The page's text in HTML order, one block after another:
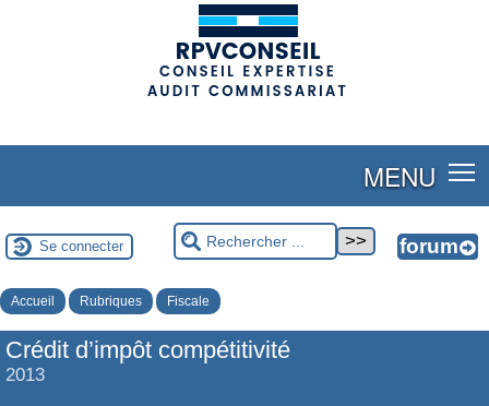
MENU
Se connecter
Accueil Rubriques Fiscale
Crédit d’impôt compétitivité
2013